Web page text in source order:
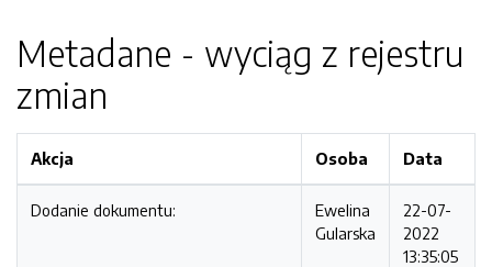
Metadane - wyciąg z rejestru
zmian
Akcja Osoba Data
Dodanie dokumentu:
Ewelina
Gularska
22-07-
2022
13:35:05